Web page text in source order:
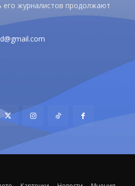
его журналистов продолжают